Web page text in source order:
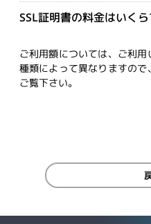
SSL証明書の料金はいく
ご利用額については、ご利
種類によって異なりますので、
ご覧下さい。